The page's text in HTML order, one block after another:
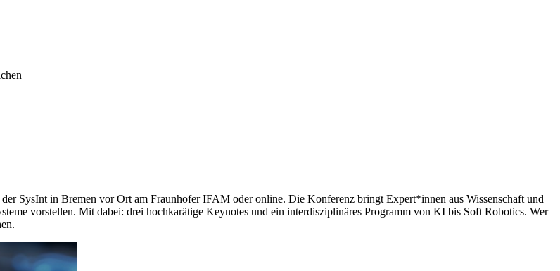
SysInt in Bremen vor Ort am Fraunhofer IFAM oder online. Die Konferenz bringt Expert*innen aus Wissenschaft und
vorstellen. Mit dabei: drei hochkarätige Keynotes und ein interdisziplinäres Programm von KI bis Soft Robotics. Wer